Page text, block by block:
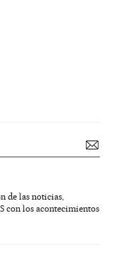
de las noticias,
con los acontecimientos